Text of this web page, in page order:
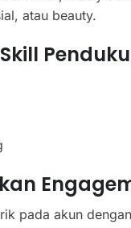
atau beauty.
pada akun